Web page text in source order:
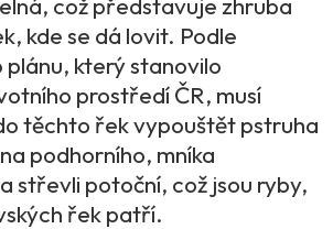
kde se dá lovit. Podle
který stanovilo
prostředí ČR, musí
těchto řek vypouštět pstruha
podhorního, mníka
střevli potoční, což jsou ryby,
řek patří.